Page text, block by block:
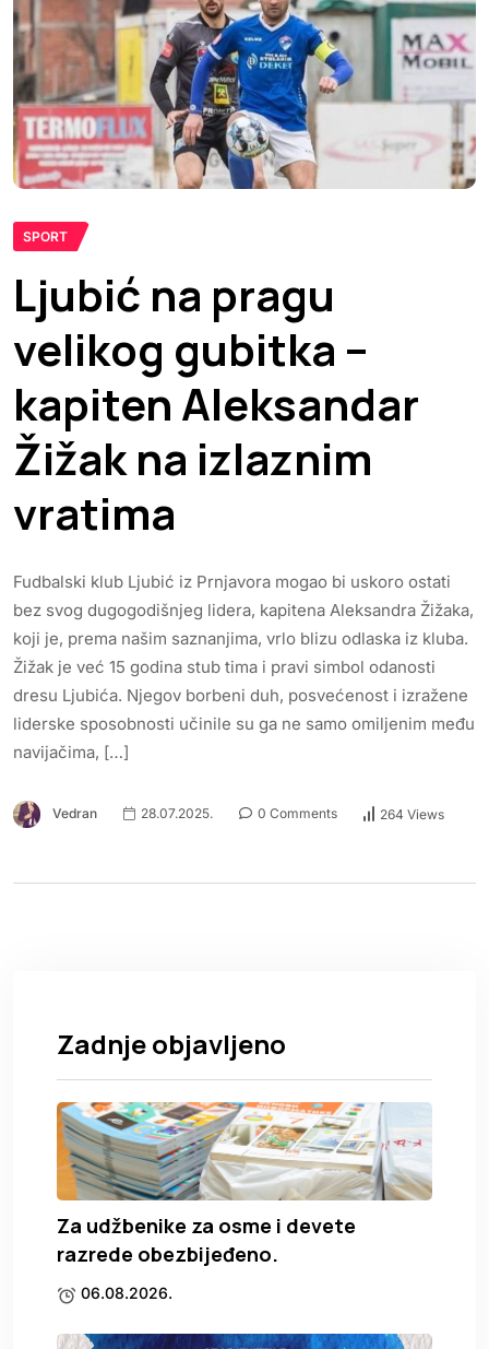
SPORT
Ljubić na pragu
velikog gubitka –
kapiten Aleksandar
Žižak na izlaznim
vratima
Fudbalski klub Ljubić iz Prnjavora mogao bi uskoro ostati
bez svog dugogodišnjeg lidera, kapitena Aleksandra Žižaka,
koji je, prema našim saznanjima, vrlo blizu odlaska iz kluba.
Žižak je već 15 godina stub tima i pravi simbol odanosti
dresu Ljubića. Njegov borbeni duh, posvećenost i izražene
liderske sposobnosti učinile su ga ne samo omiljenim među
navijačima, […]
Vedran 28.07.2025. 0 Comments 264 Views
Zadnje objavljeno
Za udžbenike za osme i devete
razrede obezbijeđeno.
06.08.2026.